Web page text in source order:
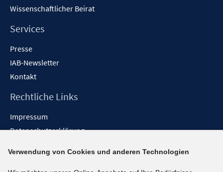
Wissenschaftlicher Beirat
Services
Presse
IAB-Newsletter
Kontakt
Rechtliche Links
Impressum
Datenschutzerklärung
Barrieren melden
Verwendung von Cookies und anderen Technologien